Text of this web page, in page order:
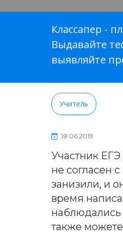
Регистрация
Классапер -
Выдавайте
выявляйте
Учитель
18.06.2019
Участник
не согласен
занизили, и
время
также